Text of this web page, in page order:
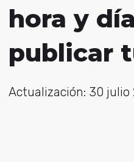
hora y
publicar
Actualización: 30 julio